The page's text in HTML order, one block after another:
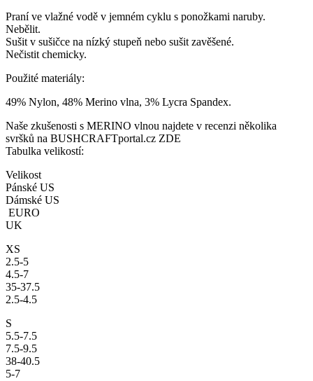
Praní ve vlažné vodě v jemném cyklu s ponožkami naruby.
Nebělit.
Sušit v sušičce na nízký stupeň nebo sušit zavěšené.
Nečistit chemicky.
Použité materiály:
49% Nylon, 48% Merino vlna, 3% Lycra Spandex.
Naše zkušenosti s MERINO vlnou najdete v recenzi několika
svršků na BUSHCRAFTportal.cz ZDE
Tabulka velikostí:
Velikost
Pánské US
Dámské US
EURO
UK
XS
2.5-5
4.5-7
35-37.5
2.5-4.5
S
5.5-7.5
7.5-9.5
38-40.5
5-7